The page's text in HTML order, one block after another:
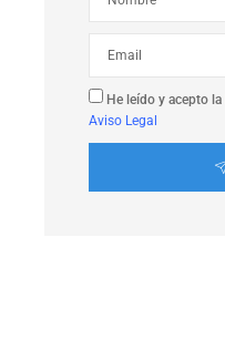
He leído y acepto la
Aviso Legal